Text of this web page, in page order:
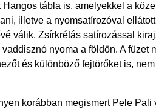
tábla is, amelyekkel a
illetve a nyomsatírozóval
válik. Zsírkrétás satírozással
nyoma a földön. A füzet
és különböző fejtörőket is,
korábban megismert Pele